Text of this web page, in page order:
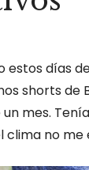
estos días
shorts de
mes.
clima no